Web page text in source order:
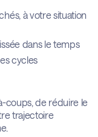
à votre situation
dans le temps
cycles
coups, de réduire le
trajectoire